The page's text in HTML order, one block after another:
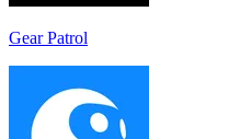
Gear Patrol